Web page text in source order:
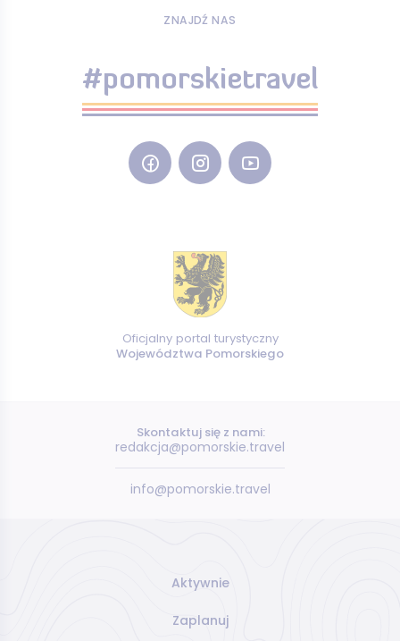
ZNAJDŹ NAS
#pomorskietravel
Oficjalny portal turystyczny
Województwa Pomorskiego
Skontaktuj się z nami:
redakcja@pomorskie.travel
info@pomorskie.travel
Aktywnie
Zaplanuj